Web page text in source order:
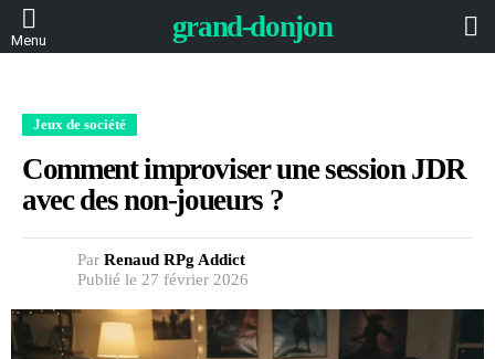
Menu grand-donjon
Jeux de société
Comment improviser une session JDR
avec des non-joueurs ?
Par Renaud RPg Addict
Publié le 27 février 2026